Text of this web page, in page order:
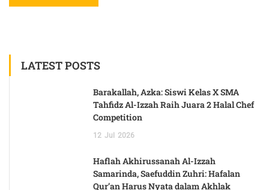
LATEST POSTS
Barakallah, Azka: Siswi Kelas X SMA
Tahfidz Al-Izzah Raih Juara 2 Halal Chef
Competition
12 Jul 2026
Haflah Akhirussanah Al-Izzah
Samarinda, Saefuddin Zuhri: Hafalan
Qur’an Harus Nyata dalam Akhlak